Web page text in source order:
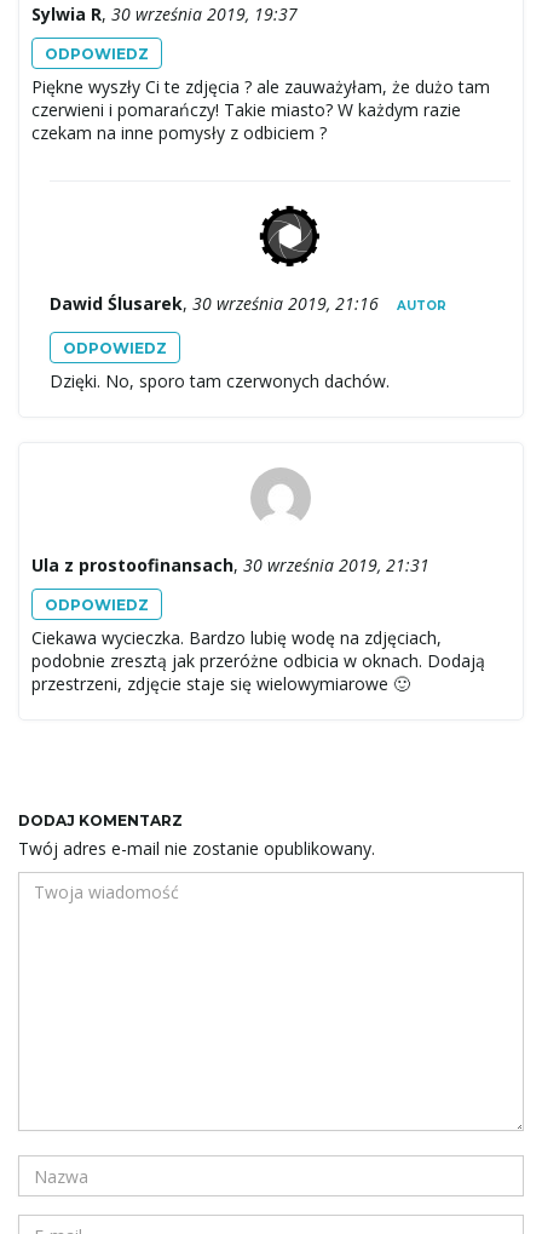
Sylwia R, 30 września 2019, 19:37
ODPOWIEDZ
Piękne wyszły Ci te zdjęcia ? ale zauważyłam, że dużo tam
czerwieni i pomarańczy! Takie miasto? W każdym razie
czekam na inne pomysły z odbiciem ?
Dawid Ślusarek, 30 września 2019, 21:16 AUTOR
ODPOWIEDZ
Dzięki. No, sporo tam czerwonych dachów.
Ula z prostoofinansach, 30 września 2019, 21:31
ODPOWIEDZ
Ciekawa wycieczka. Bardzo lubię wodę na zdjęciach,
podobnie zresztą jak przeróżne odbicia w oknach. Dodają
przestrzeni, zdjęcie staje się wielowymiarowe 🙂
DODAJ KOMENTARZ
Twój adres e-mail nie zostanie opublikowany.